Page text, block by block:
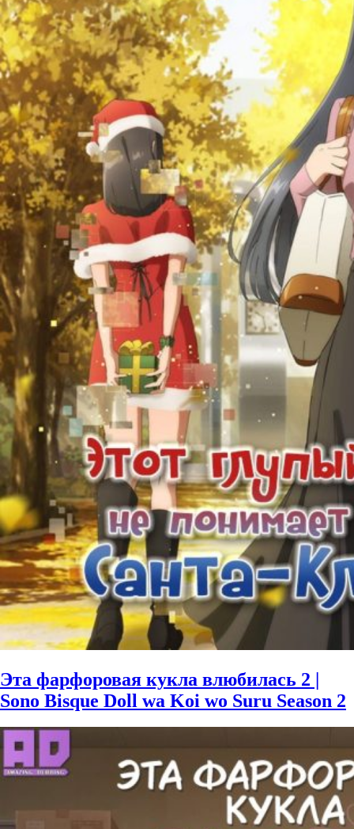
Эта фарфоровая кукла влюбилась 2 |
Sono Bisque Doll wa Koi wo Suru Season 2